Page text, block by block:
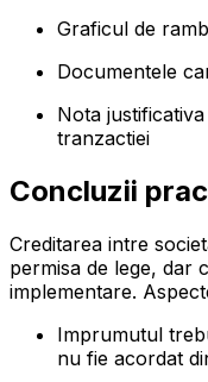
Graficul de
Documentele
Nota
tranzactiei
Concluzii
Creditarea intre
permisa de lege, dar
implementare.
Imprumutul
nu fie acordat